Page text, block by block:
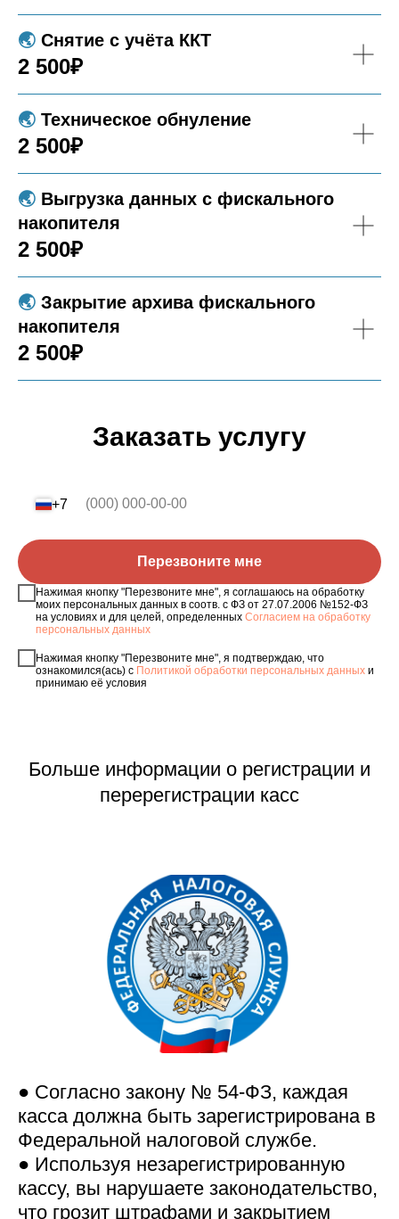
🌏︎ Снятие с учёта ККТ
2 500₽
🌏︎ Техническое обнуление
2 500₽
🌏︎ Выгрузка данных с фискального
накопителя
2 500₽
🌏︎ Закрытие архива фискального
накопителя
2 500₽
Заказать услугу
+7
Нажимая кнопку "Перезвоните мне", я соглашаюсь на обработку
моих персональных данных в соотв. с ФЗ от 27.07.2006 №152-ФЗ
на условиях и для целей, определенных Согласием на обработку
персональных данных
Нажимая кнопку "Перезвоните мне", я подтверждаю, что
ознакомился(ась) с Политикой обработки персональных данных и
принимаю её условия
Перезвоните мне
Больше информации о регистрации и
перерегистрации касс
● Согласно закону № 54-ФЗ, каждая
касса должна быть зарегистрирована в
Федеральной налоговой службе.
● Используя незарегистрированную
кассу, вы нарушаете законодательство,
что грозит штрафами и закрытием